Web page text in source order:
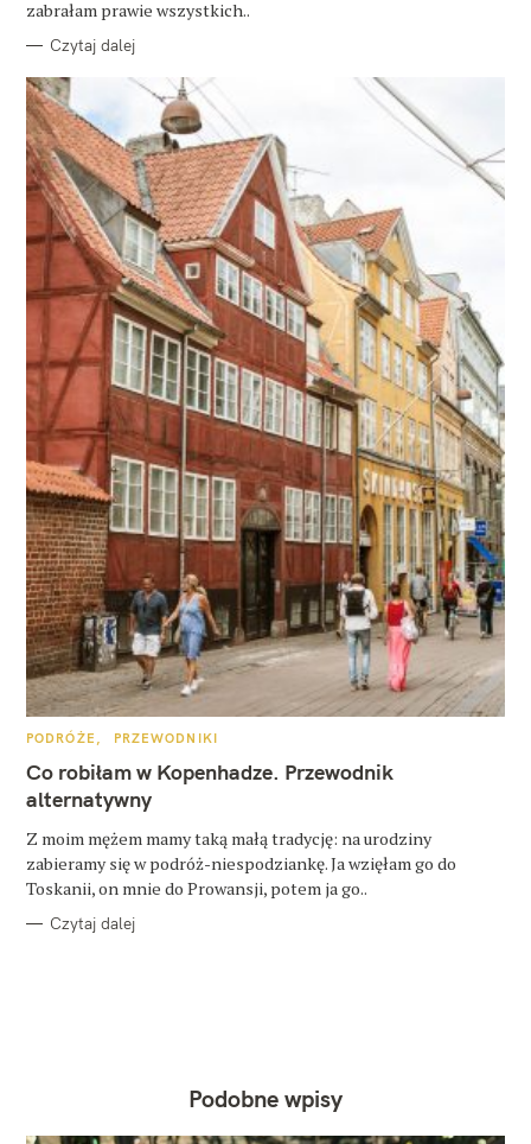
zabrałam prawie wszystkich..
Czytaj dalej
K
T
E
G
O
I
E
PODRÓŻE PRZEWODNIKI
Co robiłam w Kopenhadze. Przewodnik
alternatywny
Z moim mężem mamy taką małą tradycję: na urodziny
zabieramy się w podróż-niespodziankę. Ja wzięłam go do
Toskanii, on mnie do Prowansji, potem ja go..
Czytaj dalej
Podobne wpisy